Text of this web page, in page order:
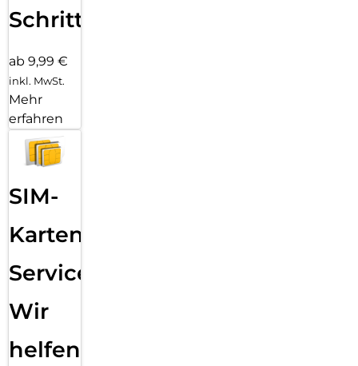
Schritten
ab 9,99 €
inkl. MwSt.
Mehr
erfahren
SIM-
Karten
Service:
Wir
helfen